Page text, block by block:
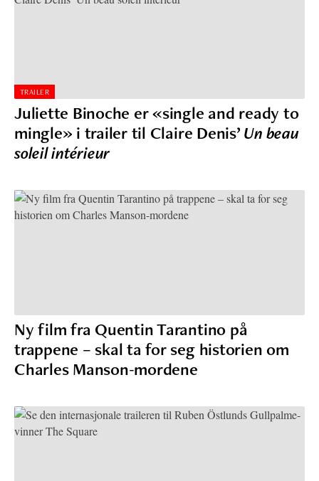
TRAILER
Juliette Binoche er «single and ready to
mingle» i trailer til Claire Denis’Un beau
soleil intérieur
Ny film fra Quentin Tarantino på
trappene – skal ta for seg historien om
Charles Manson-mordene